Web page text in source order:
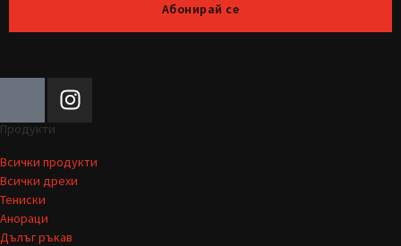
Абонирай се
Продукти
Всички продукти
Всички дрехи
Тениски
Анораци
Дълъг ръкав